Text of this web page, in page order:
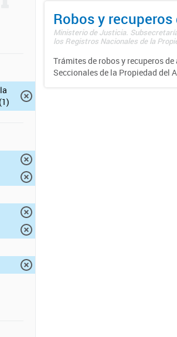
Robos y
Ministerio de Justicia.
los Registros Nacionales de la
Trámites de robos y recuperos
Seccionales de la Propiedad del